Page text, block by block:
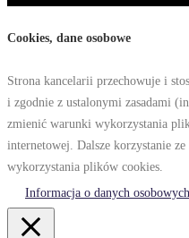
Cookies, dane osobowe
Strona kancelarii przechowuje i
i zgodnie z ustalonymi zasadami
zmienić warunki wykorzystania
internetowej. Dalsze korzystanie ze
wykorzystania plików cookies.
Informacja o danych